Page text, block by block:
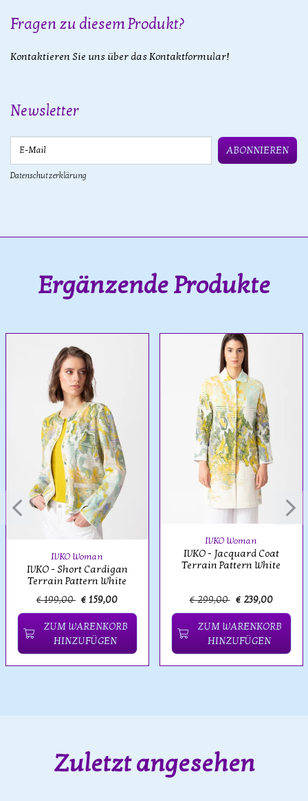
Fragen zu diesem Produkt?
Kontaktieren Sie uns über das Kontaktformular!
Newsletter
ABONNIEREN
Datenschutzerklärung
Ergänzende Produkte
IVKO Woman
IVKO - Short Cardigan
Terrain Pattern White
€ 199,00 € 159,00
ZUM WARENKORB
HINZUFÜGEN
IVKO Woman
IVKO - Jacquard Coat
Terrain Pattern White
€ 299,00 € 239,00
ZUM WARENKORB
HINZUFÜGEN
Zuletzt angesehen